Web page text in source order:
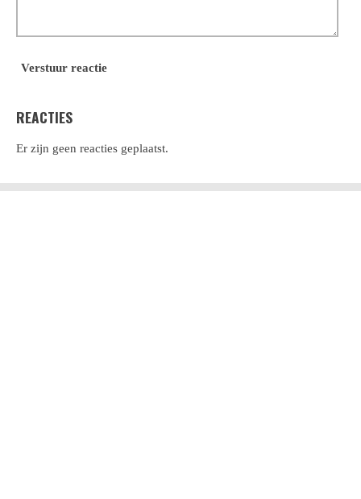
Verstuur reactie
REACTIES
Er zijn geen reacties geplaatst.